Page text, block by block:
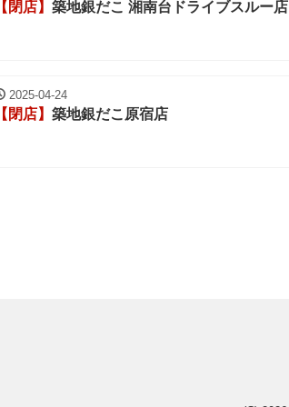
【閉店】 築地銀だこ 湘南台ドライブスルー店
2025-04-24
【閉店】 築地銀だこ原宿店